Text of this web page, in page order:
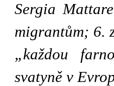
Sergia
migrantům; 6.
„každou
svatyně v